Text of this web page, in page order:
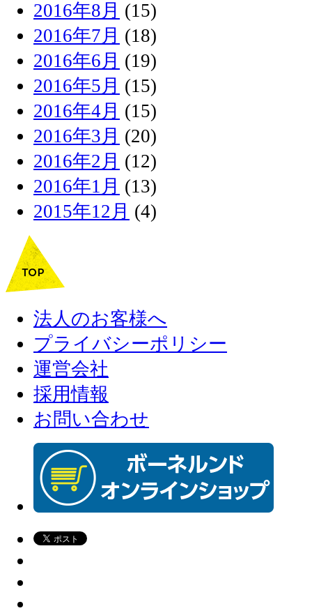
2016年8月 (15)
2016年7月 (18)
2016年6月 (19)
2016年5月 (15)
2016年4月 (15)
2016年3月 (20)
2016年2月 (12)
2016年1月 (13)
2015年12月 (4)
法人のお客様へ
プライバシーポリシー
運営会社
採用情報
お問い合わせ